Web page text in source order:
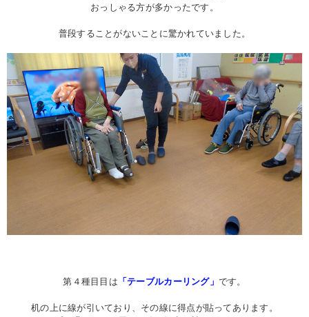
おっしゃる方が多かったです。
普段することがないことに驚かれていました。
第４種目目は 「テーブルカーリング」 です。
机の上に線が引いており、その線に得点が貼ってあります。